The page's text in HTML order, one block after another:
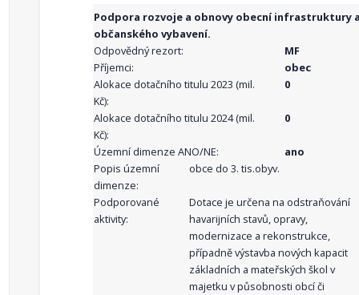
Podpora rozvoje a obnovy obecní infrastruktury
občanského vybavení.
Odpovědný rezort:
MF
Příjemci:
obec
Alokace dotačního titulu 2023 (mil.
Kč):
0
Alokace dotačního titulu 2024 (mil.
Kč):
0
Územní dimenze ANO/NE:
ano
Popis územní
dimenze:
obce do 3. tis.obyv.
Podporované
aktivity:
Dotace je určena na odstraňování
havarijních stavů, opravy,
modernizace a rekonstrukce,
případně výstavba nových kapacit
základních a mateřských škol v
majetku v působnosti obcí či